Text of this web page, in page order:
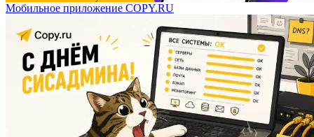
Мобильное приложение COPY.RU